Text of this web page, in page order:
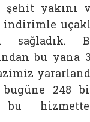
şehit yakını
indirimle
sağladık.
bu yana
bugüne 248
bu